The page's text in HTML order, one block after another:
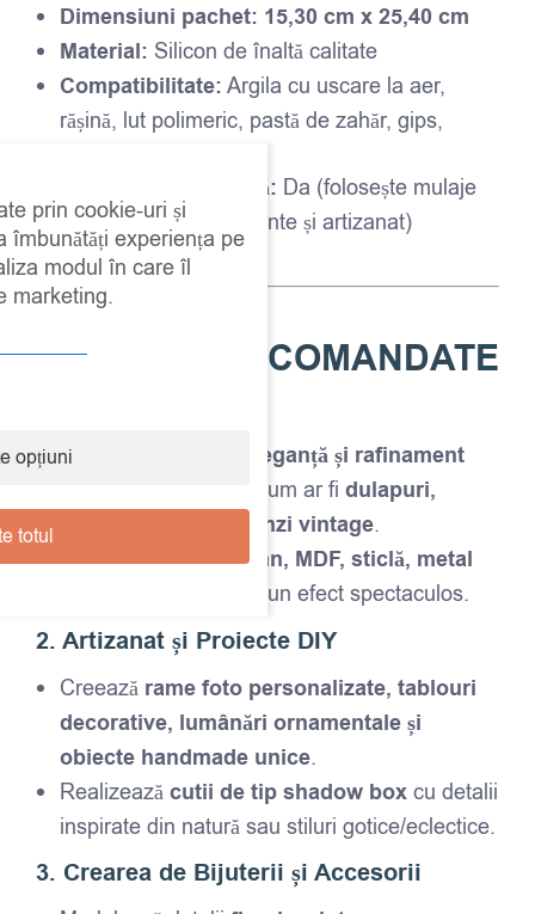
Dimensiuni pachet: 15,30 cm x 25,40 cm
Material: Silicon de înaltă calitate
Compatibilitate: Argila cu uscare la aer,
rășină, lut polimeric, pastă de zahăr, gips,
Siguranță alimentară: Da (folosește mulaje
separate pentru alimente și artizanat)
Reutilizabil:Da
UTILIZĂRI RECOMANDATE
Adaugă un plus de eleganță și rafinament
pieselor de mobilier, cum ar fi dulapuri,
sertare, mese și oglinzi vintage.
Aplică turnările pelemn, MDF, sticlă, metal
pentru un efect spectaculos.
2. Artizanat și Proiecte DIY
Creează rame foto personalizate, tablouri
decorative, lumânări ornamentale și
obiecte handmade unice.
Realizează cutii de tip shadow box cu detalii
inspirate din natură sau stiluri gotice/eclectice.
3. Crearea de Bijuterii și Accesorii
prin cookie-uri și
îmbunătăți experiența pe
modul în care îl
marketing.
opțiuni
totul